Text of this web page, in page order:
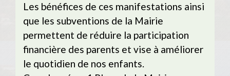
Les bénéfices de ces manifestations ainsi
que les subventions de la Mairie
permettent de réduire la participation
financière des parents et vise à améliorer
le quotidien de nos enfants.